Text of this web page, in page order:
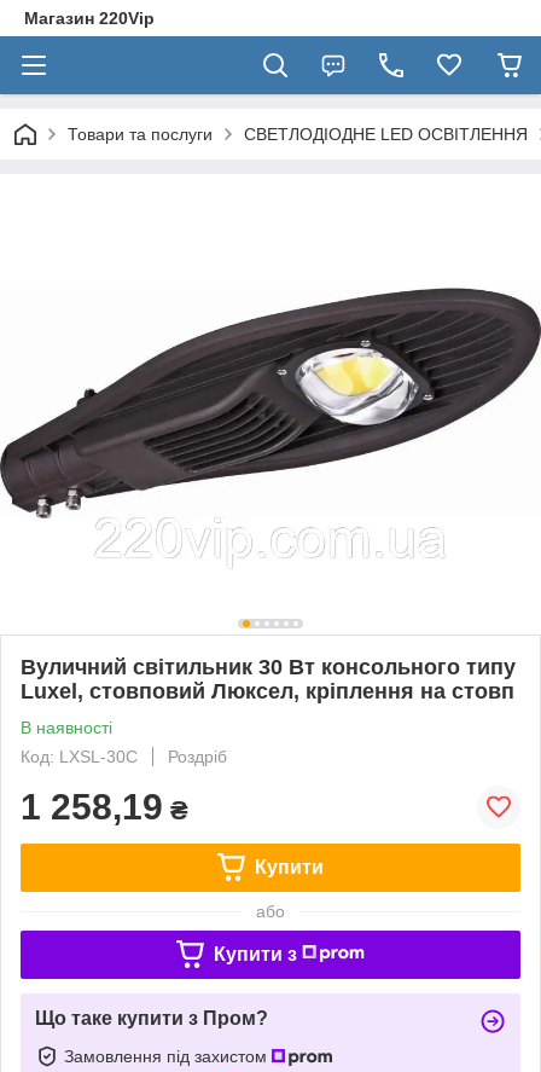
Магазин 220Vip
Товари та послуги СВЕТЛОДІОДНЕ LED ОСВІТЛЕННЯ
Вуличний світильник 30 Вт консольного типу
Luxel, стовповий Люксел, кріплення на стовп
В наявності
Код: LXSL-30C
Роздріб
1 258,19 ₴
Купити
або
Купити з
Що таке купити з Пром?
Замовлення під захистом